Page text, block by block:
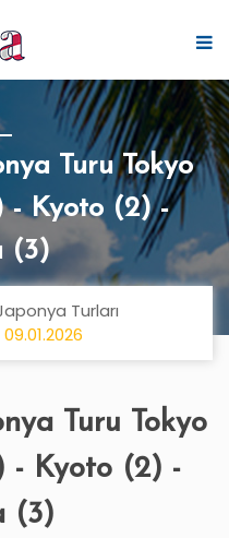
Turu Tokyo
- Kyoto (2) -
(3)
Turları
Turu Tokyo
- Kyoto (2) -
(3)